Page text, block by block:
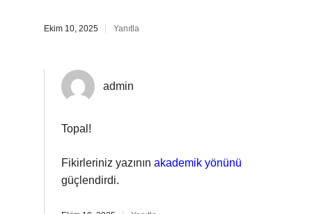
Ekim 10, 2025 Yanıtla
admin
Topal!
Fikirleriniz yazının akademik yönünü
güçlendirdi.